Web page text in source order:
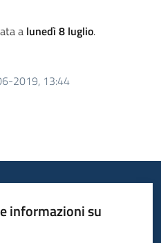
a lunedì 8 luglio.
2019, 13:44
informazioni su